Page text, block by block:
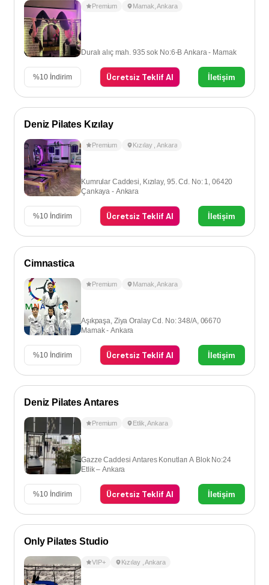
Premium Mamak ,Ankara
Duralı alıç mah. 935 sok No:6-B Ankara - Mamak
%10 İndirim Ücretsiz Teklif Al İletişim
Deniz Pilates Kızılay
Premium Kızılay ,Ankara
Kumrular Caddesi, Kızılay, 95. Cd. No: 1, 06420
Çankaya - Ankara
%10 İndirim Ücretsiz Teklif Al İletişim
Cimnastica
Premium Mamak ,Ankara
Aşıkpaşa, Ziya Oralay Cd. No: 348/A, 06670
Mamak - Ankara
%10 İndirim Ücretsiz Teklif Al İletişim
Deniz Pilates Antares
Premium Etlik ,Ankara
Gazze Caddesi Antares Konutları A Blok No:24
Etlik – Ankara
%10 İndirim Ücretsiz Teklif Al İletişim
Only Pilates Studio
VIP+ Kızılay ,Ankara